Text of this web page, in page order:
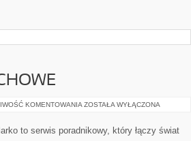
KOMENTOWANIA DACHY
DACHOWE
ZOSTAŁA WYŁĄCZONA
to serwis poradnikowy, który łączy świat